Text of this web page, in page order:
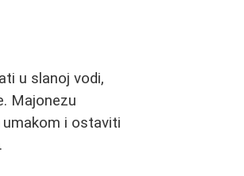
u slanoj vodi,
Majonezu
i ostaviti